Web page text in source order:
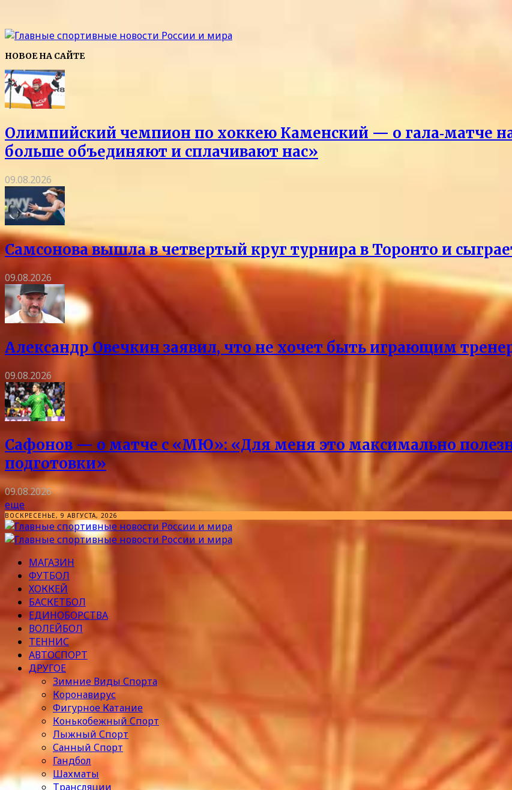
НОВОЕ НА САЙТЕ
Олимпийский чемпион по хоккею Каменский — о гала‑матче
больше объединяют и сплачивают нас»
09.08.2026
Самсонова вышла в четвертый круг турнира в Торонто и
09.08.2026
Александр Овечкин заявил, что не хочет быть играющим
09.08.2026
Сафонов — о матче с «МЮ»: «Для меня это максимально
подготовки»
09.08.2026
еще
ВОСКРЕСЕНЬЕ, 9 АВГУСТА, 2026
МАГАЗИН
ФУТБОЛ
ХОККЕЙ
БАСКЕТБОЛ
ЕДИНОБОРСТВА
ВОЛЕЙБОЛ
ТЕННИС
АВТОСПОРТ
ДРУГОЕ
Зимние Виды Спорта
Коронавирус
Фигурное Катание
Конькобежный Спорт
Лыжный Спорт
Санный Спорт
Гандбол
Шахматы
Трансляции